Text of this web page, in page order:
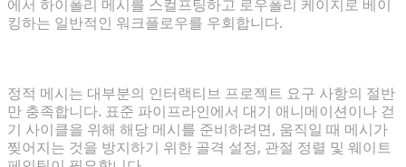
에서 하이폴리 메시를 스컬프팅하고 로우폴리 케이지로 베이
킹하는 일반적인 워크플로우를 우회합니다.
정적 메시는 대부분의 인터랙티브 프로젝트 요구 사항의 절반
만 충족합니다. 표준 파이프라인에서 대기 애니메이션이나 걷
기 사이클을 위해 해당 메시를 준비하려면, 움직일 때 메시가
찢어지는 것을 방지하기 위한 골격 설정, 관절 정렬 및 웨이트